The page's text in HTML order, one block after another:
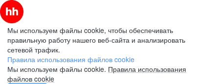
Мы используем файлы cookie, чтобы обеспечивать
правильную работу нашего веб-сайта и анализировать
сетевой трафик.
Правила использования файлов cookie
Мы используем файлы cookie. Правила использования
файлов cookie